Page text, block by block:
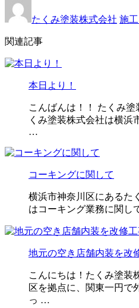
たくみ塗装株式会社 施
関連記事
本日より！
こんばんは！！ たくみ
くみ塗装株式会社は横浜
…
コーキングに関して
横浜市神奈川区にあるた
はコーキング業務に関し
地元の空き店舗内装を改
こんにちは！たくみ塗装
区を拠点に、関東一円で
っ …